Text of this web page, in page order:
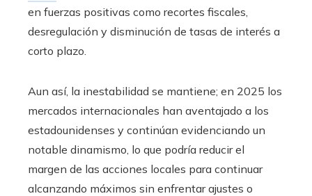
en fuerzas positivas como recortes fiscales,
desregulación y disminución de tasas de interés a
corto plazo.
Aun así, la inestabilidad se mantiene; en 2025 los
mercados internacionales han aventajado a los
estadounidenses y continúan evidenciando un
notable dinamismo, lo que podría reducir el
margen de las acciones locales para continuar
alcanzando máximos sin enfrentar ajustes o